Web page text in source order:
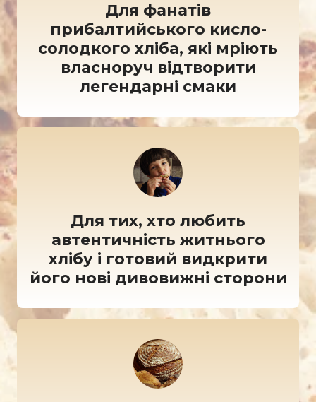
Для фанатів
прибалтийського кисло-
солодкого хліба, які мріють
власноруч відтворити
легендарні смаки
Для тих, хто любить
автентичність житнього
хлібу і готовий видкрити
його нові дивовижні сторони